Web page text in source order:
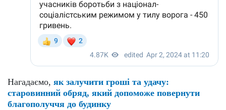
Нагадаємо, як залучити гроші та удачу:
старовинний обряд, який допоможе повернути
благополуччя до будинку